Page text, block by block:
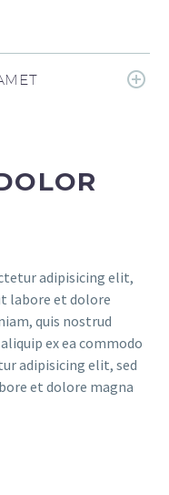
adipisicing elit,
labore et dolore
quis nostrud
ex ea commodo
adipisicing elit, sed
et dolore magna